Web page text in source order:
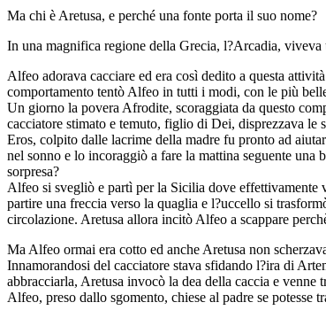
Ma chi è Aretusa, e perché una fonte porta il suo nome?
In una magnifica regione della Grecia, l?Arcadia,
Alfeo adorava cacciare ed era così dedito a questa
comportamento tentò Alfeo in tutti i modi, con le più
Un giorno la povera Afrodite, scoraggiata da questo
cacciatore stimato e temuto, figlio di Dei, disprezzava le
Eros, colpito dalle lacrime della madre fu pronto ad
nel sonno e lo incoraggiò a fare la mattina seguente una
sorpresa?
Alfeo si svegliò e partì per la Sicilia dove effettivamente
partire una freccia verso la quaglia e l?uccello si
circolazione. Aretusa allora incitò Alfeo a scappare
Ma Alfeo ormai era cotto ed anche Aretusa non
Innamorandosi del cacciatore stava sfidando l?ira di
abbracciarla, Aretusa invocò la dea della caccia e venne
Alfeo, preso dallo sgomento, chiese al padre se potesse